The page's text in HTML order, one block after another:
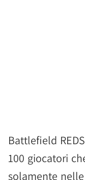
Battlefield
100 giocatori
solamente